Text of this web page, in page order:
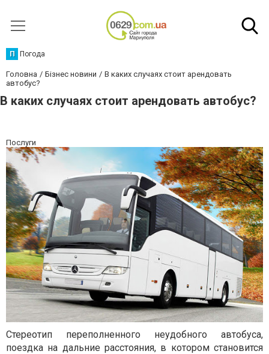
П Погода
Головна Бізнес новини
В каких случаях стоит арендовать
автобус?
В каких случаях стоит арендовать автобус?
Послуги
Стереотип переполненного неудобного автобуса,
поездка на дальние расстояния, в котором становится